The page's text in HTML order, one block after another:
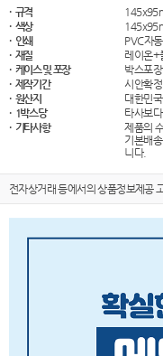
· 규격
· 색상
· 인쇄
PVC자
· 재질
레이온+
· 케이스 및 포장
박스포장
· 제작기간
시안확
· 원산지
대한민국
· 1박스당
타사보
· 기타사항
제품의
기본배
니다.
전자상거래 등에서의 상품정보제공